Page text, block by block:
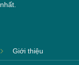
nhất.
Giới thiệu